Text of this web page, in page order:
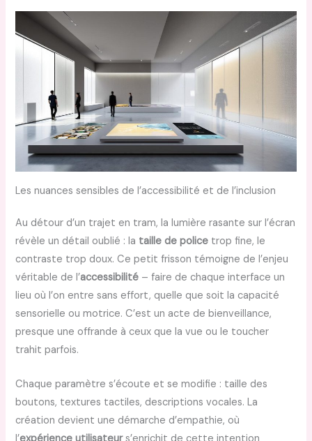
Les nuances sensibles de l’accessibilité et de l’inclusion
Au détour d’un trajet en tram, la lumière rasante sur l’écran
révèle un détail oublié : la taille de police trop fine, le
contraste trop doux. Ce petit frisson témoigne de l’enjeu
véritable de l’accessibilité – faire de chaque interface un
lieu où l’on entre sans effort, quelle que soit la capacité
sensorielle ou motrice. C’est un acte de bienveillance,
presque une offrande à ceux que la vue ou le toucher
trahit parfois.
Chaque paramètre s’écoute et se modifie : taille des
boutons, textures tactiles, descriptions vocales. La
création devient une démarche d’empathie, où